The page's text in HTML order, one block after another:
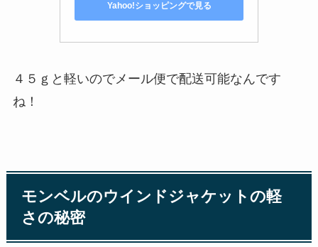
Yahoo!ショッピングで見る
４５ｇと軽いのでメール便で配送可能なんです
ね！
モンベルのウインドジャケットの軽
さの秘密